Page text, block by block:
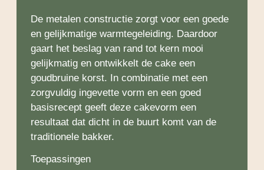
De metalen constructie zorgt voor een goede
en gelijkmatige warmtegeleiding. Daardoor
gaart het beslag van rand tot kern mooi
gelijkmatig en ontwikkelt de cake een
goudbruine korst. In combinatie met een
zorgvuldig ingevette vorm en een goed
basisrecept geeft deze cakevorm een
resultaat dat dicht in de buurt komt van de
traditionele bakker.
Toepassingen